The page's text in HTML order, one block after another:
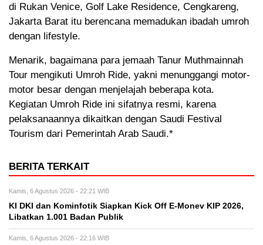
di Rukan Venice, Golf Lake Residence, Cengkareng,
Jakarta Barat itu berencana memadukan ibadah umroh
dengan lifestyle.
Menarik, bagaimana para jemaah Tanur Muthmainnah
Tour mengikuti Umroh Ride, yakni menunggangi motor-
motor besar dengan menjelajah beberapa kota.
Kegiatan Umroh Ride ini sifatnya resmi, karena
pelaksanaannya dikaitkan dengan Saudi Festival
Tourism dari Pemerintah Arab Saudi.*
BERITA TERKAIT
Kamis, 6 Agustus 2026 - 22:21 WIB
KI DKI dan Kominfotik Siapkan Kick Off E-Monev KIP 2026,
Libatkan 1.001 Badan Publik
Kamis, 6 Agustus 2026 - 22:16 WIB